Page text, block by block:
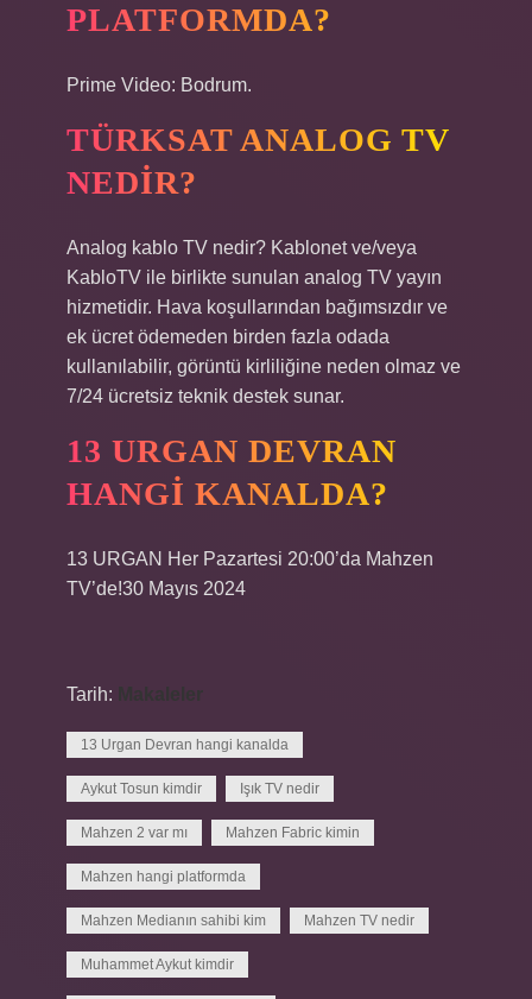
PLATFORMDA?
Prime Video: Bodrum.
TÜRKSAT ANALOG TV
NEDIR?
Analog kablo TV nedir? Kablonet ve/veya
KabloTV ile birlikte sunulan analog TV yayın
hizmetidir. Hava koşullarından bağımsızdır ve
ek ücret ödemeden birden fazla odada
kullanılabilir, görüntü kirliliğine neden olmaz ve
7/24 ücretsiz teknik destek sunar.
13 URGAN DEVRAN
HANGI KANALDA?
13 URGAN Her Pazartesi 20:00’da Mahzen
TV’de!30 Mayıs 2024
Tarih:
13 Urgan Devran hangi kanalda
Aykut Tosun kimdir Işık TV nedir
Mahzen 2 var mı Mahzen Fabric kimin
Mahzen hangi platformda
Mahzen Medianın sahibi kim Mahzen TV nedir
Muhammet Aykut kimdir